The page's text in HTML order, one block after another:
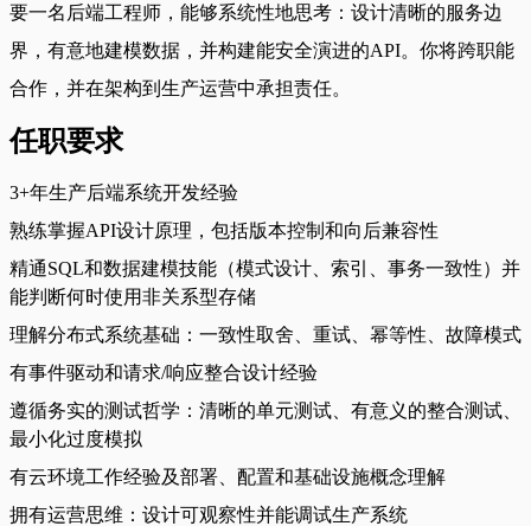
要一名后端工程师，能够系统性地思考：设计清晰的服务边
界，有意地建模数据，并构建能安全演进的API。你将跨职能
合作，并在架构到生产运营中承担责任。
任职要求
3+年生产后端系统开发经验
熟练掌握API设计原理，包括版本控制和向后兼容性
精通SQL和数据建模技能（模式设计、索引、事务一致性）并
能判断何时使用非关系型存储
理解分布式系统基础：一致性取舍、重试、幂等性、故障模式
有事件驱动和请求/响应整合设计经验
遵循务实的测试哲学：清晰的单元测试、有意义的整合测试、
最小化过度模拟
有云环境工作经验及部署、配置和基础设施概念理解
拥有运营思维：设计可观察性并能调试生产系统